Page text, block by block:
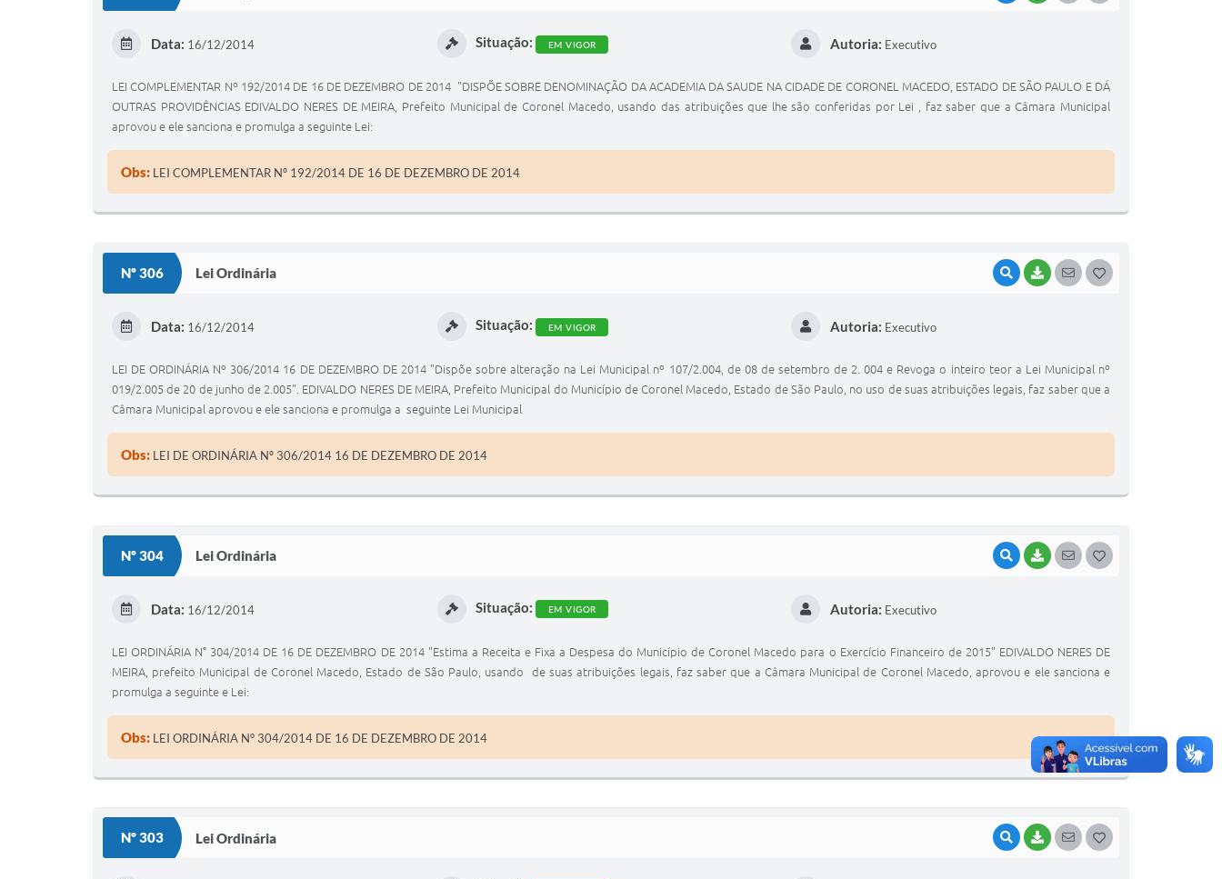
Data: 16/12/2014 Situação: EM VIGOR Autoria: Executivo
LEI COMPLEMENTAR Nº 192/2014 DE 16 DE DEZEMBRO DE 2014 "DISPÕE SOBRE DENOMINAÇÃO DA ACADEMIA DA SAUDE NA CIDADE DE CORONEL MACEDO, ESTADO DE SÃO PAULO E DÁ
OUTRAS PROVIDÊNCIAS EDIVALDO NERES DE MEIRA, Prefeito Municipal de Coronel Macedo, usando das atribuições que lhe são conferidas por Lei , faz saber que a Câmara Municipal
aprovou e ele sanciona e promulga a seguinte Lei:
Obs: LEI COMPLEMENTAR Nº 192/2014 DE 16 DE DEZEMBRO DE 2014
Nº 306 Lei Ordinária VISUALIZAR
BAIXARSEGUIR
Data: 16/12/2014 Situação: EM VIGOR Autoria: Executivo
LEI DE ORDINÁRIA Nº 306/2014 16 DE DEZEMBRO DE 2014 "Dispõe sobre alteração na Lei Municipal nº 107/2.004, de 08 de setembro de 2. 004 e Revoga o inteiro teor a Lei Municipal nº
019/2.005 de 20 de junho de 2.005". EDIVALDO NERES DE MEIRA, Prefeito Municipal do Município de Coronel Macedo, Estado de São Paulo, no uso de suas atribuições legais, faz saber que a
Câmara Municipal aprovou e ele sanciona e promulga a seguinte Lei Municipal
Obs: LEI DE ORDINÁRIA Nº 306/2014 16 DE DEZEMBRO DE 2014
Nº 304 Lei Ordinária VISUALIZAR
BAIXARSEGUIR
Data: 16/12/2014 Situação: EM VIGOR Autoria: Executivo
LEI ORDINÁRIA N° 304/2014 DE 16 DE DEZEMBRO DE 2014 "Estima a Receita e Fixa a Despesa do Município de Coronel Macedo para o Exercício Financeiro de 2015" EDIVALDO NERES DE
MEIRA, prefeito Municipal de Coronel Macedo, Estado de São Paulo, usando de suas atribuições legais, faz saber que a Câmara Municipal de Coronel Macedo, aprovou e ele sanciona e
promulga a seguinte e Lei:
Obs: LEI ORDINÁRIA N° 304/2014 DE 16 DE DEZEMBRO DE 2014
Nº 303 Lei Ordinária VISUALIZAR
BAIXARSEGUIR